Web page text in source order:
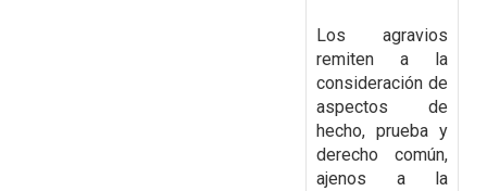
Los agravios
remiten a la
consideración de
aspectos de
hecho, prueba y
derecho común,
ajenos a la